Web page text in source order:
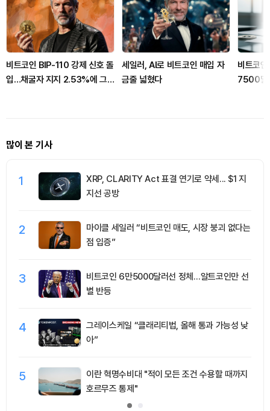
비트코인 BIP-110 강제 신호 돌
입…채굴자 지지 2.53%에 그
세일러, AI로 비트코인 매입 자
금줄 넓혔다
비트코
7500달
많이 본 기사
1
XRP, CLARITY Act 표결 연기로 약세... $1 지
지선 공방
2
마이클 세일러 “비트코인 매도, 시장 붕괴 없다는
점 입증”
3
비트코인 6만5000달러선 정체…알트코인만 선
별 반등
4
그레이스케일 “클래리티법, 올해 통과 가능성 낮
아”
5
이란 혁명수비대 "적이 모든 조건 수용할 때까지
호르무즈 통제"